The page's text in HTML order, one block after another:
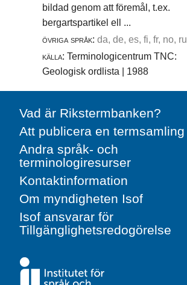
bildad genom att föremål, t.ex.
bergartspartikel ell ...
övriga språk: da, de, es, fi, fr, no, ru
källa: Terminologicentrum TNC:
Geologisk ordlista | 1988
Vad är Rikstermbanken?
Att publicera en termsamling
Andra språk- och
terminologiresurser
Kontaktinformation
Om myndigheten Isof
Isof ansvarar för
Tillgänglighetsredogörelse